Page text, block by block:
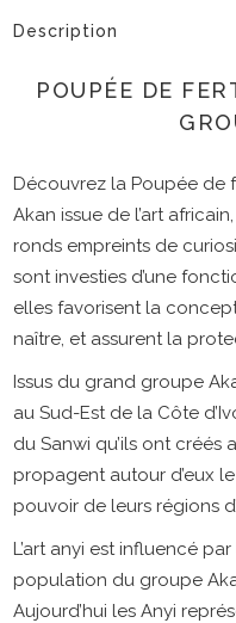
Description
POUPÉE DE
Découvrez la Poupée de
Akan issue de l’art
ronds empreints de
sont investies d’une
elles favorisent la
naître, et assurent la
Issus du grand groupe
au Sud-Est de la Côte
du Sanwi qu’ils ont créés
propagent autour d’eux
pouvoir de leurs régions
L’art anyi est influencé
population du groupe
Aujourd’hui les Anyi